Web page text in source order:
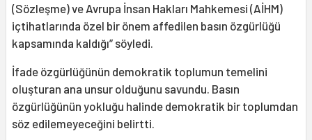
(Sözleşme) ve Avrupa İnsan Hakları Mahkemesi (AİHM)
içtihatlarında özel bir önem affedilen basın özgürlüğü
kapsamında kaldığı” söyledi.
İfade özgürlüğünün demokratik toplumun temelini
oluşturan ana unsur olduğunu savundu. Basın
özgürlüğünün yokluğu halinde demokratik bir toplumdan
söz edilemeyeceğini belirtti.